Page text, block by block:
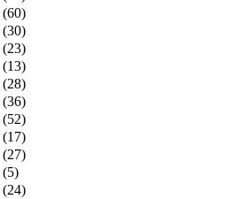
(60)
(30)
(23)
(13)
(28)
(36)
(52)
(17)
(27)
(5)
(24)